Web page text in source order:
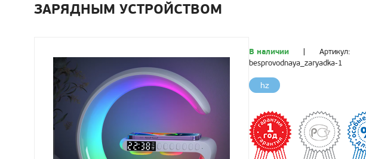
ЗАРЯДНЫМ УСТРОЙСТВОМ
В наличии
Артикул:
besprovodnaya_zaryadka-1
hz